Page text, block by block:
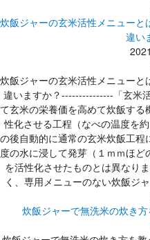
炊飯ジャーの玄米活性メニュー
違い
炊飯ジャーの玄米活性メニュー
違いますか？---------------「玄米
て玄米の栄養価を高めて炊飯す
性化させる工程（なべの温度を
の後自動的に通常の玄米炊飯工
度の水に浸して発芽（１ｍｍほ
を活性化させたものとは異なり
く、専用メニューのない炊飯ジ
炊飯ジャーで無洗米の炊き方